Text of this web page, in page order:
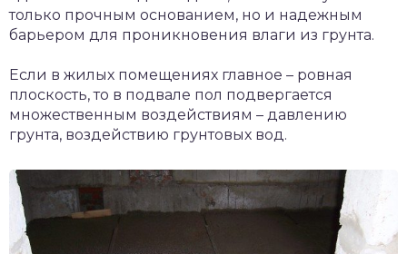
только прочным основанием, но и надежным
барьером для проникновения влаги из грунта.
Если в жилых помещениях главное – ровная
плоскость, то в подвале пол подвергается
множественным воздействиям – давлению
грунта, воздействию грунтовых вод.